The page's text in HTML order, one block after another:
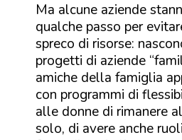
Ma alcune aziende
qualche passo per
spreco di risorse:
progetti di aziende
amiche della famiglia
con programmi di
alle donne di rimanere
solo, di avere anche